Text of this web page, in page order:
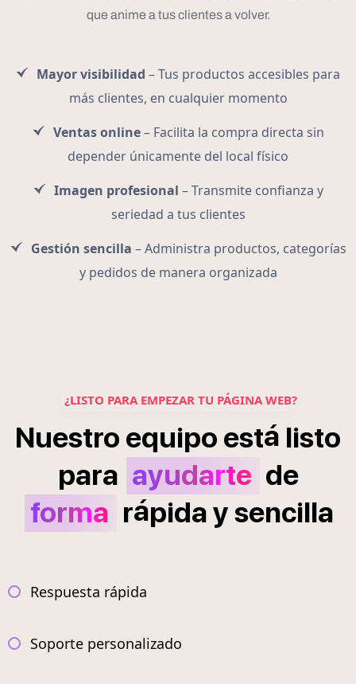
que anime a tus clientes a volver.
Mayor visibilidad – Tus productos accesibles para
más clientes, en cualquier momento
Ventas online– Facilita la compra directa sin
depender únicamente del local físico
Imagen profesional – Transmite confianza y
seriedad a tus clientes
Gestión sencilla – Administra productos, categorías
y pedidos de manera organizada
¿LISTO PARA EMPEZAR TU PÁGINA WEB?
Nuestro equipo está listo
para ayudarte de
forma rápidaysencilla
Respuesta rápida
Soporte personalizado